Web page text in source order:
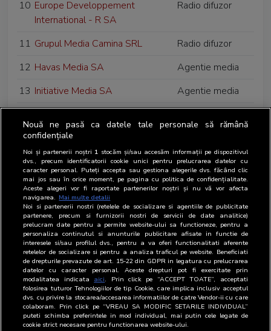
10 Europe Developpement
International - R SA
Radio difuzor
11 Grupul Media Camina SRL
Radio difuzor
12 Havas Media SA
Agentie media
13 Initiative Media SA
Agentie media
Communication SRL
15 MMS Communications Romania
SRL
Agentie media
16 Omnicom Media Group SRL
Agentie media
17 Publicis Groupe Media Bucharest
SA
Agentie media
18 Radio Guerrilla SRL
Radio difuzor
19 United Media Services SRL
Agentie media
20 WPP Media Romania S.R.L
Agentie media
21 Zdrovit Romania SRL
Client de
Nouă ne pasă ca datele tale personale să rămână
confidențiale
Noi și partenerii noștri 1 stocăm și/sau accesăm informații pe dispozitivul
dvs., precum identificatorii cookie unici pentru prelucrarea datelor cu
caracter personal. Puteți accepta sau gestiona alegerile dvs. făcând clic
mai jos sau în orice moment, pe pagina cu politica de confidențialitate.
Aceste alegeri vor fi raportate partenerilor noștri și nu vă vor afecta
navigarea. Mai multe detalii
Noi si partenerii nostri (retelele de socializare si agentiile de publicitate
partenere, precum si furnizorii nostri de servicii de date analitice)
prelucram date pentru a permite website-ului sa functioneze, pentru a
personaliza continutul si anunturile publicitare afisate in functie de
interesele si/sau profilul dvs., pentru a va oferi functionalitati aferente
retelelor de socializare si pentru a analiza traficul pe website. Beneficiati
de drepturile prevazute de art. 15-22 din GDPR in legatura cu prelucrarea
datelor cu caracter personal. Aceste drepturi pot fi exercitate prin
modalitatea indicata aici. Prin click pe “ACCEPT TOATE”, acceptati
folosirea tuturor Tehnologiilor de tip Cookie, care implica inclusiv acceptul
dvs. cu privire la stocarea/accesarea informatiilor de catre Vendor-ii cu care
colaboram. Prin click pe “VREAU SA MODIFIC SETARILE INDIVIDUAL”
puteti schimba preferintele in mod individual, mai putin cele legate de
cookie strict necesare pentru functionarea website-ului.